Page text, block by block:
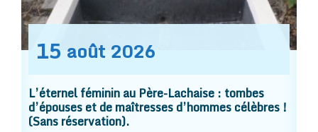
15 août 2026
L’éternel féminin au Père-Lachaise : tombes
d’épouses et de maîtresses d’hommes célèbres !
(Sans réservation).